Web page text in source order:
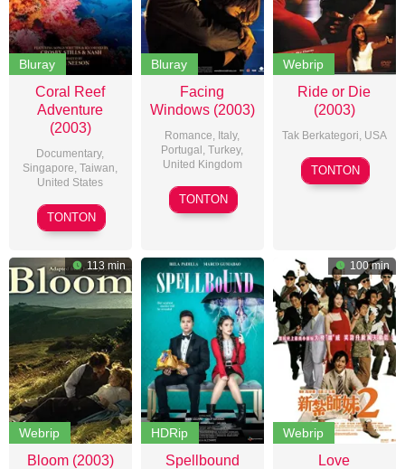
Bluray
Coral Reef
Adventure
(2003)
Documentary,
Singapore ,Taiwan
United States
Greg
MacGillivray
TONTON
Bluray
Facing
Windows (2003)
Romance Italy,
Portugal ,Turkey,
United Kingdom
Ferzan
Ozpetek
TONTON
Webrip
Ride or Die
(2003)
Tak Berkategori, USA
Craig
Ross
TONTON
113 min
Webrip
Bloom (2003)
HDRip
Spellbound
100 min
Webrip
Love